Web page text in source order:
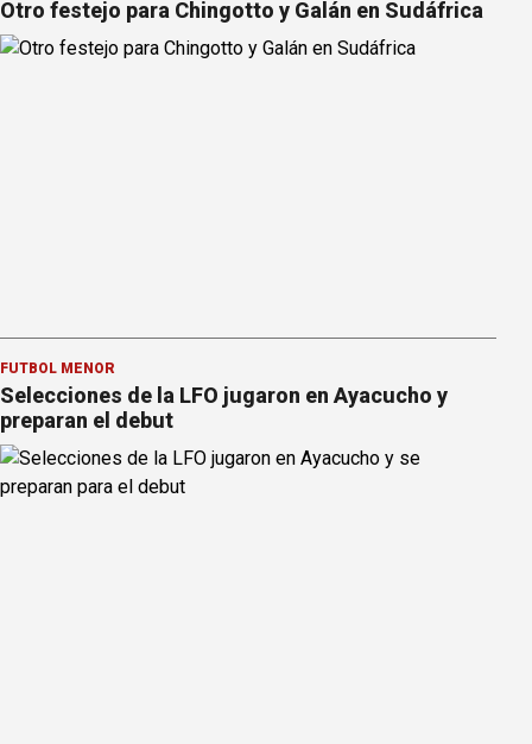
Otro festejo para Chingotto y Galán en Sudáfrica
FÚTBOL MENOR
Selecciones de la LFO jugaron en Ayacucho y
preparan el debut